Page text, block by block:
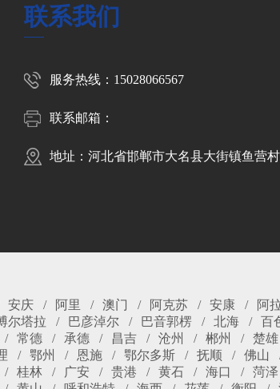
联系我们
服务热线：15028066567
联系邮箱：
地址：河北省邯郸市大名县大街镇鱼营
安庆 阿里 澳门 阿克苏 安康 阿
尔塔拉 巴彦淖尔 巴音郭楞 北海 百
常德 承德 昌吉 沧州 郴州 楚雄
鄂州 恩施 鄂尔多斯 抚顺 佛山
桂林 广安 贵港 黄石 海口 菏泽